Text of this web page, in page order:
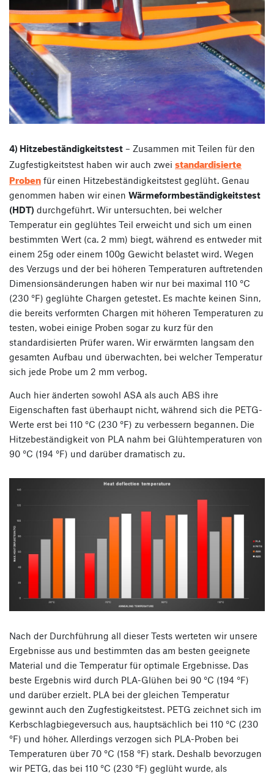
4) Hitzebeständigkeitstest – Zusammen mit Teilen für den
Zugfestigkeitstest haben wir auch zwei standardisierte
Proben für einen Hitzebeständigkeitstest geglüht. Genau
genommen haben wir einen Wärmeformbeständigkeitstest
(HDT) durchgeführt. Wir untersuchten, bei welcher
Temperatur ein geglühtes Teil erweicht und sich um einen
bestimmten Wert (ca. 2 mm) biegt, während es entweder mit
einem 25g oder einem 100g Gewicht belastet wird. Wegen
des Verzugs und der bei höheren Temperaturen auftretenden
Dimensionsänderungen haben wir nur bei maximal 110 °C
(230 °F) geglühte Chargen getestet. Es machte keinen Sinn,
die bereits verformten Chargen mit höheren Temperaturen zu
testen, wobei einige Proben sogar zu kurz für den
standardisierten Prüfer waren. Wir erwärmten langsam den
gesamten Aufbau und überwachten, bei welcher Temperatur
sich jede Probe um 2 mm verbog.
Auch hier änderten sowohl ASA als auch ABS ihre
Eigenschaften fast überhaupt nicht, während sich die PETG-
Werte erst bei 110 °C (230 °F) zu verbessern begannen. Die
Hitzebeständigkeit von PLA nahm bei Glühtemperaturen von
90 °C (194 °F) und darüber dramatisch zu.
Nach der Durchführung all dieser Tests werteten wir unsere
Ergebnisse aus und bestimmten das am besten geeignete
Material und die Temperatur für optimale Ergebnisse. Das
beste Ergebnis wird durch PLA-Glühen bei 90 °C (194 °F)
und darüber erzielt. PLA bei der gleichen Temperatur
gewinnt auch den Zugfestigkeitstest. PETG zeichnet sich im
Kerbschlagbiegeversuch aus, hauptsächlich bei 110 °C (230
°F) und höher. Allerdings verzogen sich PLA-Proben bei
Temperaturen über 70 °C (158 °F) stark. Deshalb bevorzugen
wir PETG, das bei 110 °C (230 °F) geglüht wurde, als